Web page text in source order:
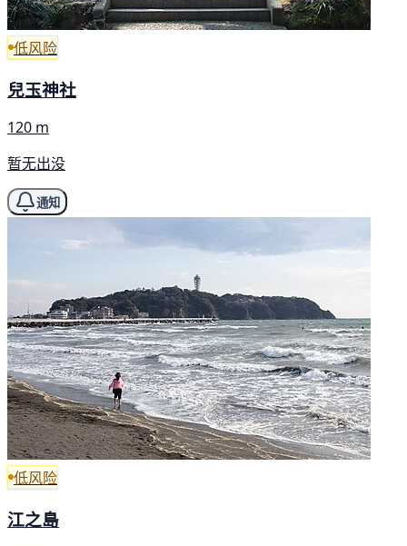
低风险
兒玉神社
120 m
暂无出没
通知
低风险
江之島